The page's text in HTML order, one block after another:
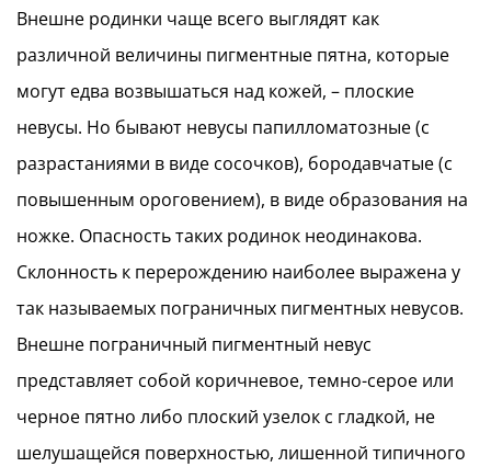
Внешне родинки чаще всего выглядят как
различной величины пигментные пятна, которые
могут едва возвышаться над кожей, – плоские
невусы. Но бывают невусы папилломатозные (с
разрастаниями в виде сосочков), бородавчатые (с
повышенным ороговением), в виде образования на
ножке. Опасность таких родинок неодинакова.
Склонность к перерождению наиболее выражена у
так называемых пограничных пигментных невусов.
Внешне пограничный пигментный невус
представляет собой коричневое, темно-серое или
черное пятно либо плоский узелок с гладкой, не
шелушащейся поверхностью, лишенной типичного